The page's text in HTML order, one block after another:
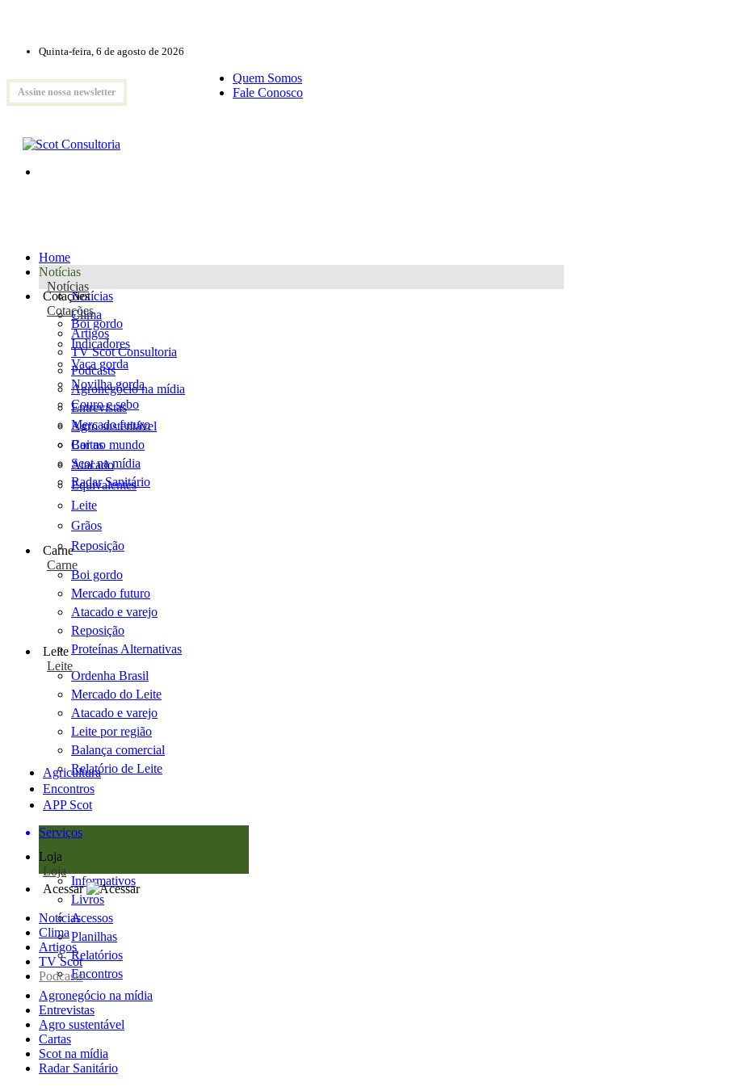
Quinta-feira, 6 de agosto de 2026
Assine nossa newsletter
Quem Somos
Fale Conosco
Home
Notícias
Notícias
Notícias
Clima
Artigos
TV Scot Consultoria
Podcasts
Agronegócio na mídia
Entrevistas
Agro sustentável
Cartas
Scot na mídia
Radar Sanitário
Cotações
Cotações
Boi gordo
Indicadores
Vaca gorda
Novilha gorda
Couro e sebo
Mercado futuro
Boi no mundo
Atacado
Equivalentes
Leite
Grãos
Reposição
Carne
Carne
Boi gordo
Mercado futuro
Atacado e varejo
Reposição
Proteínas Alternativas
Leite
Leite
Ordenha Brasil
Mercado do Leite
Atacado e varejo
Leite por região
Balança comercial
Relatório de Leite
Agricultura
Encontros
APP Scot
Serviços
Loja
Loja
Informativos
Livros
Acessos
Planilhas
Relatórios
Encontros
Acessar
Notícias
Clima
Artigos
TV Scot
Podcasts
Agronegócio na mídia
Entrevistas
Agro sustentável
Cartas
Scot na mídia
Radar Sanitário